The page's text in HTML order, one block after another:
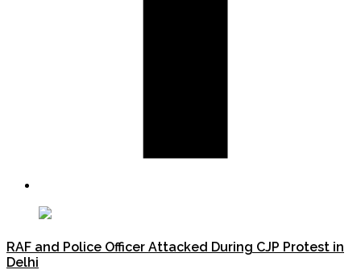
RAF and Police Officer Attacked During CJP Protest in
Delhi